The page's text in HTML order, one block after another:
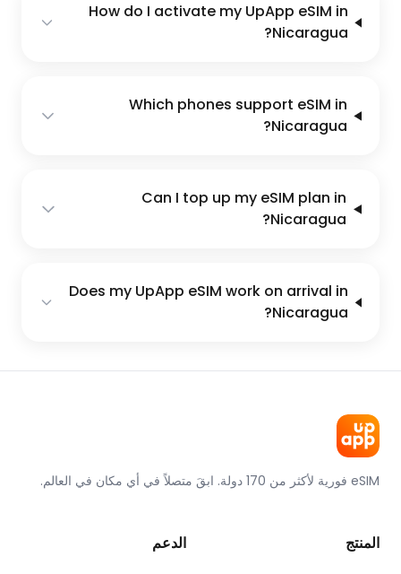
How do I activate my UpApp eSIM in
Nicaragua?
Which phones support eSIM in
Nicaragua?
Can I top up my eSIM plan in
Nicaragua?
Does my UpApp eSIM work on arrival in
Nicaragua?
eSIM فورية لأكثر من 170 دولة. ابقَ متصلاً في أي مكان في العالم.
المنتج الدعم